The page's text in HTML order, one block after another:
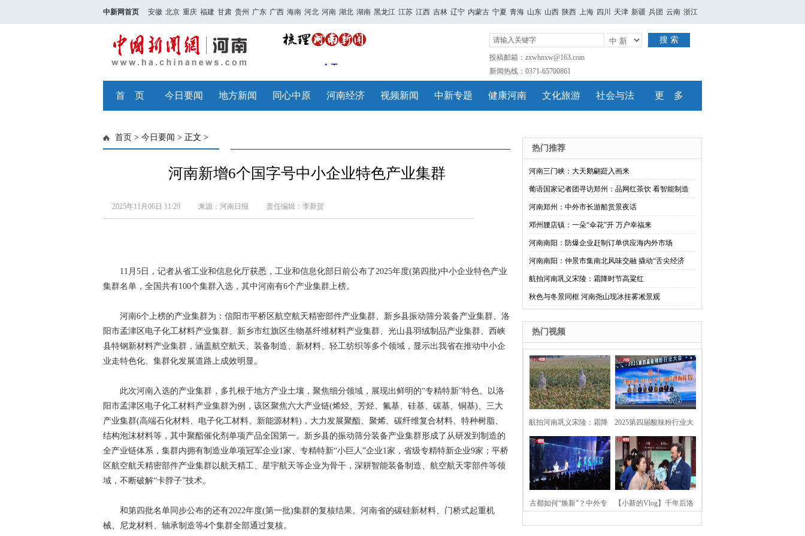
中新网首页 安徽 北京 重庆 福建 甘肃 贵州 广东 广西 海南 河北 河南 湖北 湖南 黑龙江 江苏 江西 吉林 辽宁 内蒙古 宁夏 青海 山东 山西 陕西 上海 四川 天津 新疆 兵团 云南 浙江
搜 索
投稿邮箱：zxwhnxw@163.com
新闻热线：0371-65700861
首 页 今日要闻 地方新闻 同心中原 河南经济 视频新闻 中新专题 健康河南 文化旅游 社会与法 更 多
首页 > 今日要闻 > 正文 >
河南新增6个国字号中小企业特色产业集群
2025年11月06日 11:29 来源：河南日报 责任编辑：李新贺
11月5日，记者从省工业和信息化厅获悉，工业和信息化部日前公布了2025年度(第四批)中小企业特色产业
集群名单，全国共有100个集群入选，其中河南有6个产业集群上榜。
河南6个上榜的产业集群为：信阳市平桥区航空航天精密部件产业集群、新乡县振动筛分装备产业集群、洛
阳市孟津区电子化工材料产业集群、新乡市红旗区生物基纤维材料产业集群、光山县羽绒制品产业集群、西峡
县特钢新材料产业集群，涵盖航空航天、装备制造、新材料、轻工纺织等多个领域，显示出我省在推动中小企
业走特色化、集群化发展道路上成效明显。
此次河南入选的产业集群，多扎根于地方产业土壤，聚焦细分领域，展现出鲜明的“专精特新”特色。以洛
阳市孟津区电子化工材料产业集群为例，该区聚焦六大产业链(烯烃、芳烃、氟基、硅基、碳基、铜基)、三大
产业集群(高端石化材料、电子化工材料、新能源材料)，大力发展聚酯、聚烯、碳纤维复合材料、特种树脂、
结构泡沫材料等，其中聚酯催化剂单项产品全国第一。新乡县的振动筛分装备产业集群形成了从研发到制造的
全产业链体系，集群内拥有制造业单项冠军企业1家、专精特新“小巨人”企业1家，省级专精特新企业9家；平桥
区航空航天精密部件产业集群以航天精工、星宇航天等企业为骨干，深耕智能装备制造、航空航天零部件等领
域，不断破解“卡脖子”技术。
和第四批名单同步公布的还有2022年度(第一批)集群的复核结果。河南省的碳硅新材料、门桥式起重机
械、尼龙材料、轴承制造等4个集群全部通过复核。
热门推荐
河南三门峡：大天鹅翩跹入画来
葡语国家记者团寻访郑州：品网红茶饮 看智能制造
河南郑州：中外市长游船赏景夜话
邓州腰店镇：一朵“伞花”开 万户幸福来
河南南阳：防爆企业赶制订单供应海内外市场
河南南阳：仲景市集南北风味交融 撬动“舌尖经济
航拍河南巩义宋陵：霜降时节高粱红
秋色与冬景同框 河南尧山现冰挂雾凇景观
热门视频
航拍河南巩义宋陵：霜降
时节高粱红
2025第四届酸辣粉行业大
会在河南开封举行
古都如何“焕新”？中外专 【小新的Vlog】千年后洛